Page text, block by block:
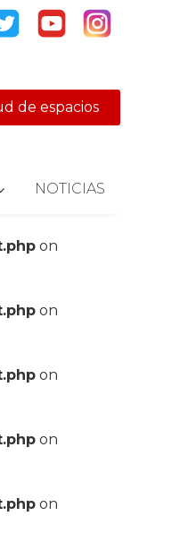
de espacios
NOTICIAS
on
on
on
on
on